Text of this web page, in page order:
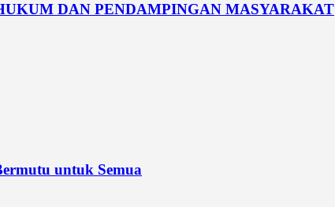
DAN PENDAMPINGAN MASYARAKAT
untuk Semua